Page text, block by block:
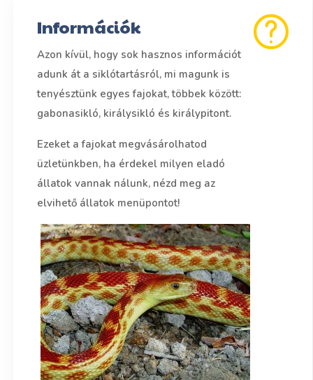
Információk
Azon kívül, hogy sok hasznos információt
adunk át a siklótartásról, mi magunk is
tenyésztünk egyes fajokat, többek között:
gabonasikló, királysikló és királypitont.
Ezeket a fajokat megvásárolhatod
üzletünkben, ha érdekel milyen eladó
állatok vannak nálunk, nézd meg az
elvihető állatok menüpontot!